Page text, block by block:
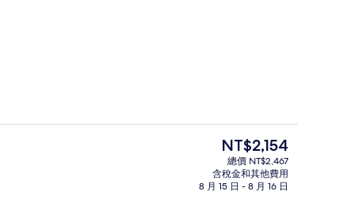
餐廳
目
前
的
價
NT$2,154
總價 NT$2,467
含稅金和其他費用
8 月 15 日 - 8 月 16 日